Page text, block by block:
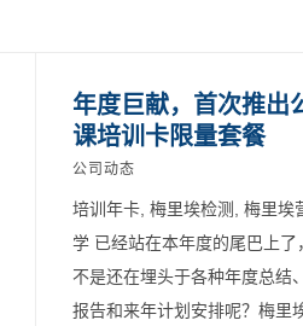
年度巨献，首次推出
课培训卡限量套餐
公司动态
培训年卡, 梅里埃检测, 梅里埃
学 已经站在本年度的尾巴上了
不是还在埋头于各种年度总结
报告和来年计划安排呢？梅里